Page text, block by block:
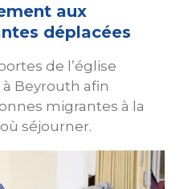
aux
déplacées
de l’église
Beyrouth afin
migrantes à la
séjourner.